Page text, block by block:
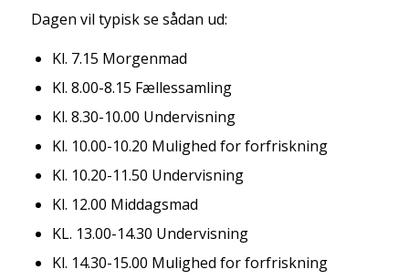
Dagen vil typisk se sådan ud:
Kl. 7.15 Morgenmad
Kl. 8.00-8.15 Fællessamling
Kl. 8.30-10.00 Undervisning
Kl. 10.00-10.20 Mulighed for forfriskning
Kl. 10.20-11.50 Undervisning
Kl. 12.00 Middagsmad
KL. 13.00-14.30 Undervisning
Kl. 14.30-15.00 Mulighed for forfriskning